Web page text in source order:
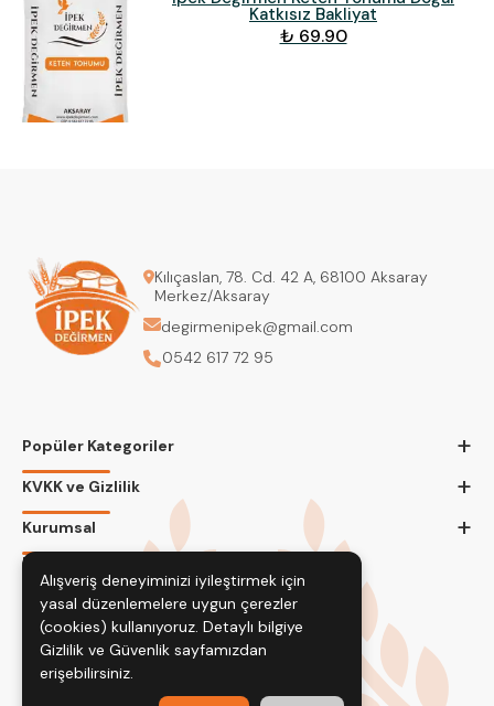
Katkısız Bakliyat
₺ 69.90
Kılıçaslan, 78. Cd. 42 A, 68100 Aksaray
Merkez/Aksaray
degirmenipek@gmail.com
0542 617 72 95
Popüler Kategoriler +
KVKK ve Gizlilik +
Kurumsal +
Bizi Takip Edin
Alışveriş deneyiminizi iyileştirmek için
yasal düzenlemelere uygun çerezler
(cookies) kullanıyoruz. Detaylı bilgiye
Gizlilik ve Güvenlik sayfamızdan
erişebilirsiniz.